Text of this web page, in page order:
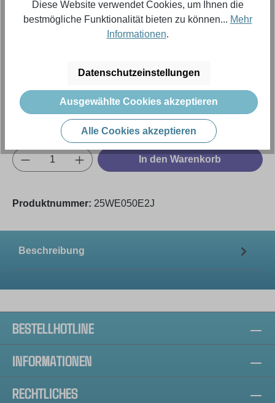
556,18 €
Inhalt: 1 Stück (Menge)
Preise exkl. MwSt. zzgl. Versandkosten
Produkt Anzahl: Gib den gewünschten
In den Warenkorb
Produktnummer: 25WE050E2J
Beschreibung
BESTELLHOTLINE
INFORMATIONEN
RECHTLICHES
Diese Website verwendet Cookies, um Ihnen die
bestmögliche Funktionalität bieten zu können... Mehr
Informationen.
Datenschutzeinstellungen
Ausgewählte Cookies akzeptieren
Alle Cookies akzeptieren